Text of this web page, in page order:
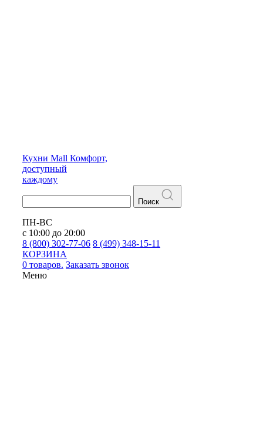
Кухни Mall Комфорт,
доступный
каждому
Поиск
ПН-ВС
с 10:00 до 20:00
8 (800) 302-77-06 8 (499) 348-15-11
КОРЗИНА
0 товаров. Заказать звонок
Меню